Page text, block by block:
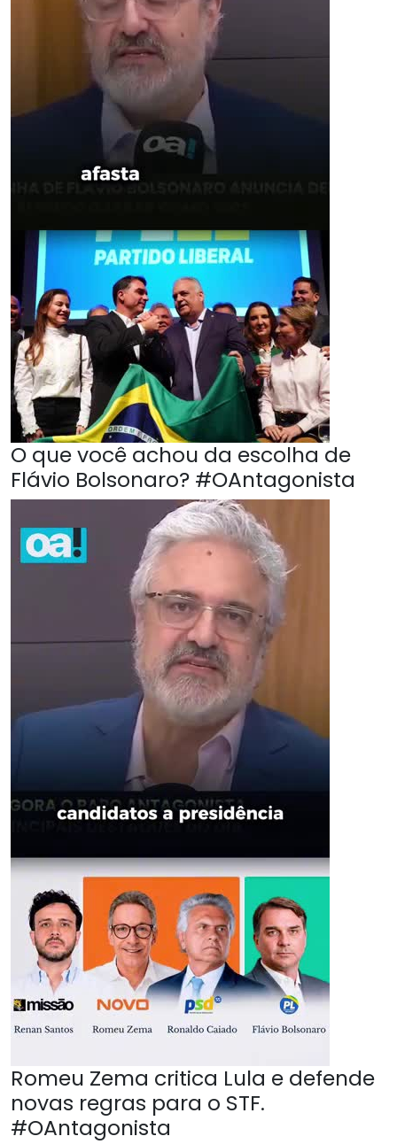
O que você achou da escolha de
Flávio Bolsonaro? #OAntagonista
Romeu Zema critica Lula e defende
novas regras para o STF.
#OAntagonista